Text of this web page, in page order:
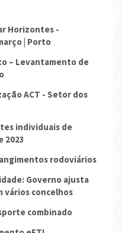
Horizontes -
| Porto
– Levantamento de
ACT - Setor dos
individuais de
2023
rodoviários
Governo ajusta
vários concelhos
combinado